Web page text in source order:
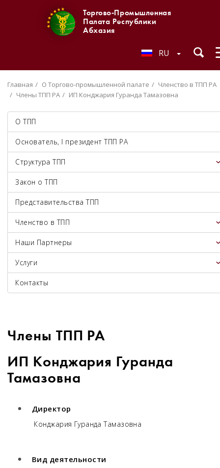
Торгово-Промышленная
Палата Республики
Абхазия
RU
Главная О Торгово-промышленной палате
Членство в ТПП РА
Члены ТПП РА
ИП Конджария Гуранда Тамазовна
О ТПП
Основатель, I президент ТПП РА
Структура ТПП
Закон о ТПП
Представительства ТПП
Членство в ТПП
Наши Партнеры
Услуги
Контакты
Члены ТПП РА
ИП Конджария Гуранда
Тамазовна
Директор
Конджария Гуранда Тамазовна
Вид деятельности